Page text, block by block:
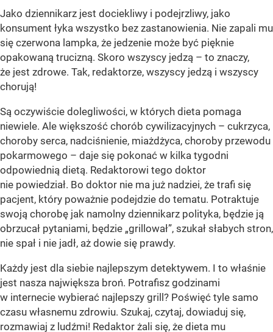
Jako dziennikarz jest dociekliwy i podejrzliwy, jako
konsument łyka wszystko bez zastanowienia. Nie zapali mu
się czerwona lampka, że jedzenie może być pięknie
opakowaną trucizną. Skoro wszyscy jedzą – to znaczy,
że jest zdrowe. Tak, redaktorze, wszyscy jedzą i wszyscy
chorują!
Są oczywiście dolegliwości, w których dieta pomaga
niewiele. Ale większość chorób cywilizacyjnych – cukrzyca,
choroby serca, nadciśnienie, miażdżyca, choroby przewodu
pokarmowego – daje się pokonać w kilka tygodni
odpowiednią dietą. Redaktorowi tego doktor
nie powiedział. Bo doktor nie ma już nadziei, że trafi się
pacjent, który poważnie podejdzie do tematu. Potraktuje
swoją chorobę jak namolny dziennikarz polityka, będzie ją
obrzucał pytaniami, będzie „grillował”, szukał słabych stron,
nie spał i nie jadł, aż dowie się prawdy.
Każdy jest dla siebie najlepszym detektywem. I to właśnie
jest nasza największa broń. Potrafisz godzinami
w internecie wybierać najlepszy grill? Poświęć tyle samo
czasu własnemu zdrowiu. Szukaj, czytaj, dowiaduj się,
rozmawiaj z ludźmi! Redaktor żali się, że dieta mu